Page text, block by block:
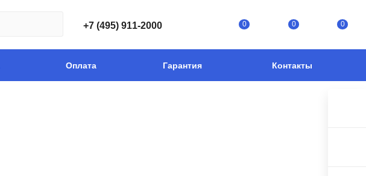
+7 (495) 911-2000 0 0 0
Оплата Гарантия Контакты